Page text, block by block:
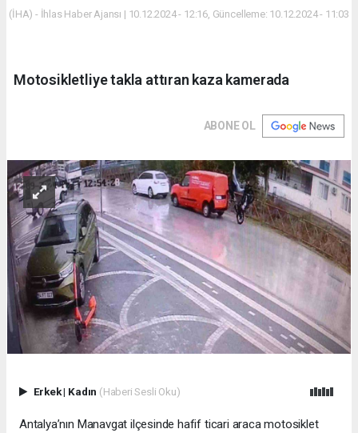
(İHA) - İhlas Haber Ajansı | 10.12.2024 - 12:16, Güncelleme: 10.12.2024 - 11:03
Motosikletliye takla attıran kaza kamerada
ABONE OL
Erkek| Kadın (Haberi Sesli Oku)
Antalya’nın Manavgat ilçesinde hafif ticari araca motosiklet